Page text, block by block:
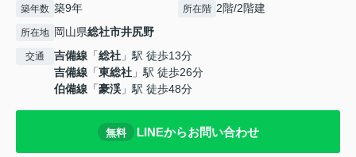
築年数 築9年 所在階 2階/2階建
所在地 岡山県総社市井尻野
交通 吉備線 「総社 」駅 徒歩13分
吉備線 「東総社 」駅 徒歩26分
伯備線 「豪渓 」駅 徒歩48分
無料 LINEからお問い合わせ